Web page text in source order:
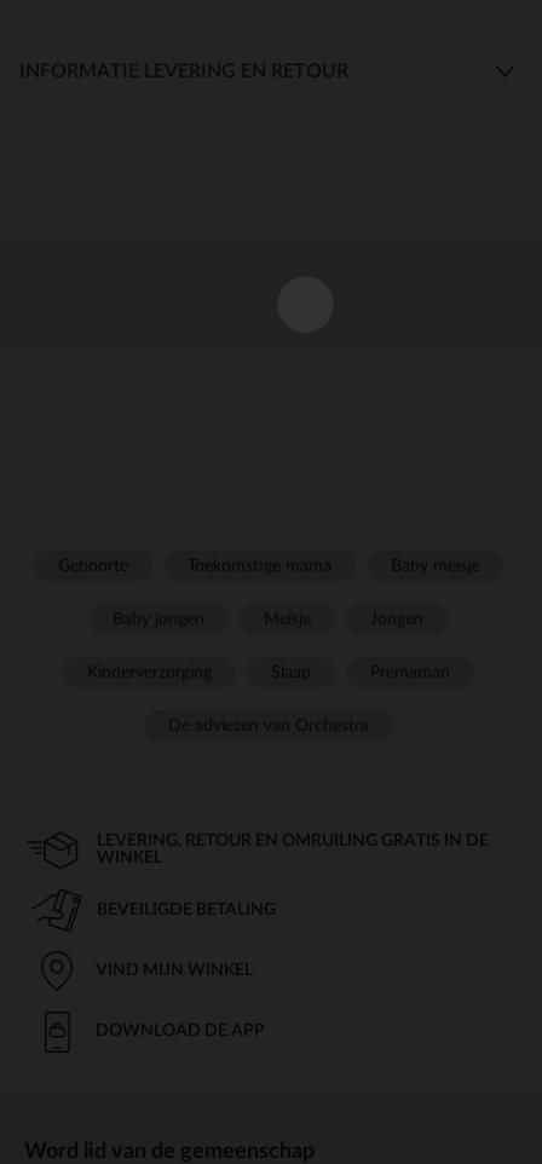
INFORMATIE LEVERING EN RETOUR
LEVERING, RETOUR EN OMRUILING GRATIS IN DE
WINKEL
BEVEILIGDE BETALING
VIND MIJN WINKEL
DOWNLOAD DE APP
Word lid van de gemeenschap